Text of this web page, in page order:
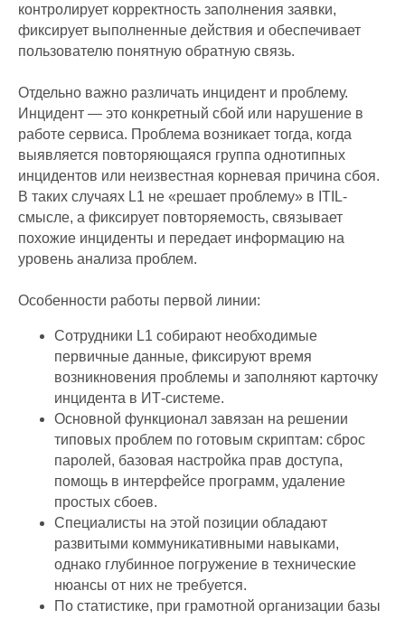
контролирует корректность заполнения заявки,
фиксирует выполненные действия и обеспечивает
пользователю понятную обратную связь.
Отдельно важно различать инцидент и проблему.
Инцидент — это конкретный сбой или нарушение в
работе сервиса. Проблема возникает тогда, когда
выявляется повторяющаяся группа однотипных
инцидентов или неизвестная корневая причина сбоя.
В таких случаях L1 не «решает проблему» в ITIL-
смысле, а фиксирует повторяемость, связывает
похожие инциденты и передает информацию на
уровень анализа проблем.
Особенности работы первой линии:
Сотрудники L1 собирают необходимые
первичные данные, фиксируют время
возникновения проблемы и заполняют карточку
инцидента в ИТ-системе.
Основной функционал завязан на решении
типовых проблем по готовым скриптам: сброс
паролей, базовая настройка прав доступа,
помощь в интерфейсе программ, удаление
простых сбоев.
Специалисты на этой позиции обладают
развитыми коммуникативными навыками,
однако глубинное погружение в технические
нюансы от них не требуется.
По статистике, при грамотной организации базы